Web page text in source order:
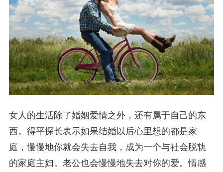
女人的生活除了婚姻爱情之外，还有属于自己的东
西。得平探长表示如果结婚以后心里想的都是家
庭，慢慢地你就会失去自我，成为一个与社会脱轨
的家庭主妇。老公也会慢慢地失去对你的爱。情感